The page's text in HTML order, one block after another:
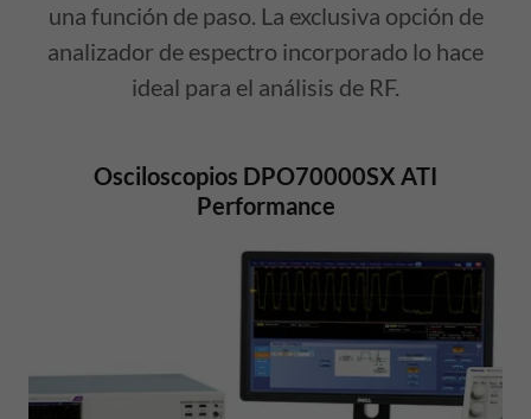
una función de paso. La exclusiva opción de
analizador de espectro incorporado lo hace
ideal para el análisis de RF.
Osciloscopios DPO70000SX ATI
Performance